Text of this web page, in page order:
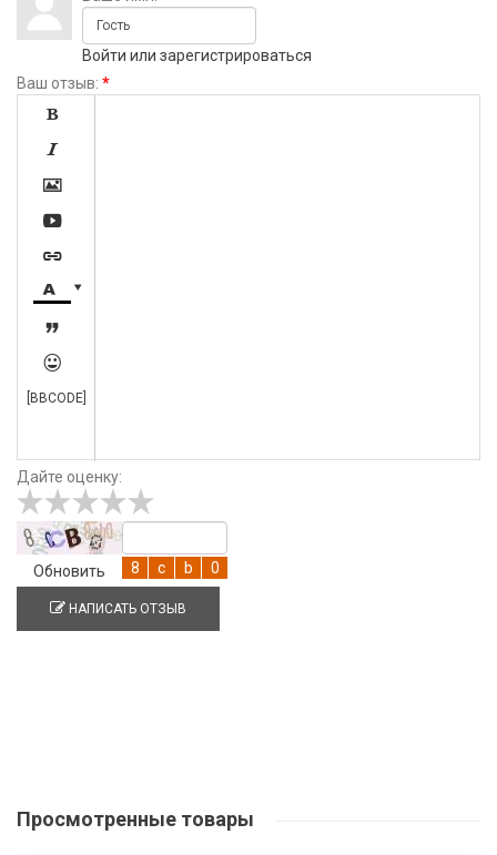
Войти или зарегистрироваться
Ваш отзыв: *









[BBCODE]
Дайте оценку:
Обновить
НАПИСАТЬ ОТЗЫВ
Просмотренные товары